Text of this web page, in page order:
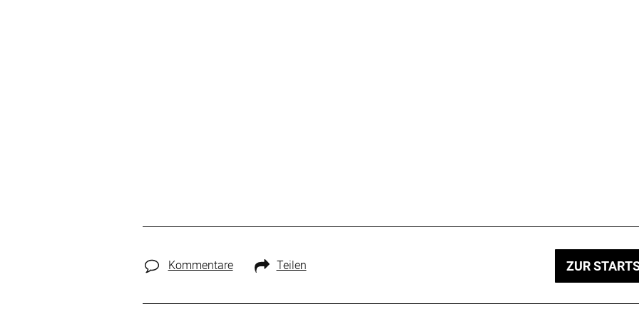
Kommentare Teilen ZUR